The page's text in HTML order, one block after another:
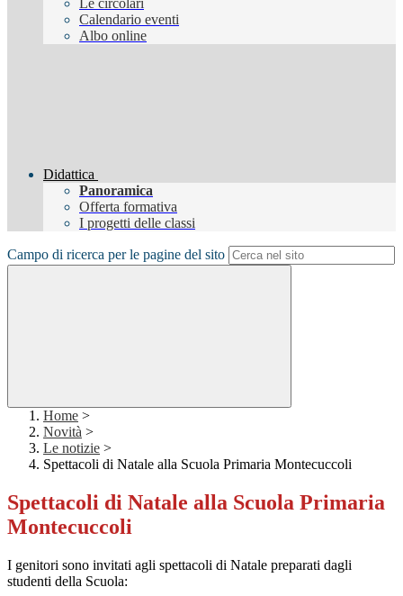
Le circolari
Calendario eventi
Albo online
Didattica
Panoramica
Offerta formativa
I progetti delle classi
Campo di ricerca per le pagine del sito
Home >
Novità >
Le notizie >
Spettacoli di Natale alla Scuola Primaria Montecuccoli
Spettacoli di Natale alla Scuola Primaria
Montecuccoli
I genitori sono invitati agli spettacoli di Natale preparati dagli
studenti della Scuola: